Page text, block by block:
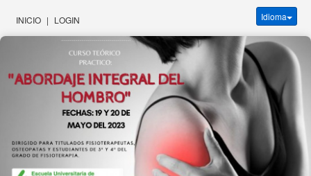
INICIO | LOGIN Idioma